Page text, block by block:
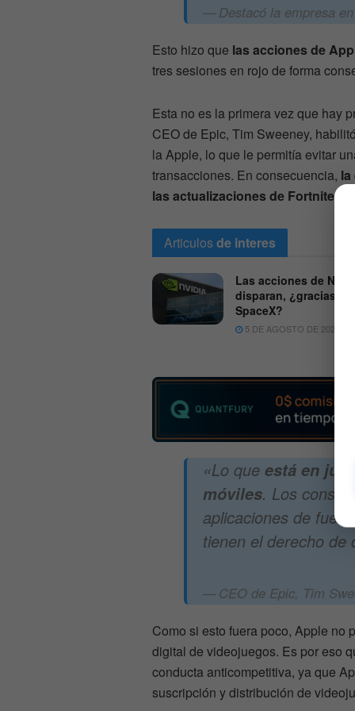
Destacó la empresa
Esto hizo que las acciones de
tres sesiones en rojo de forma
Esta no es la primera vez que hay
CEO de Epic, Tim Sweeney,
la Apple, lo que le permitía evitar
transacciones. En consecuencia,
las actualizaciones de Fortnite.
Articulosde interes
Las acciones de
disparan, ¿gracias a
SpaceX?
5 DE AGOSTO DE 2026
«Lo que está en
móviles. Los
aplicaciones de
tienen el derecho de
CEO de Epic, Tim
Como si esto fuera poco, Apple no
digital de videojuegos. Es por eso
conducta anticompetitiva, ya que
suscripción y distribución de